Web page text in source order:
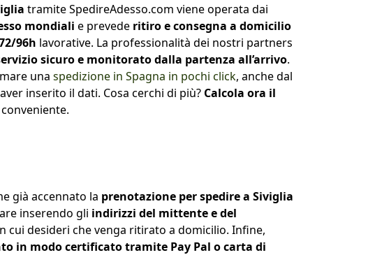
tramite SpedireAdesso.com viene operata dai
mondiali e prevede ritiro e consegna a domicilio
96h lavorative. La professionalità dei nostri partners
sicuro e monitorato dalla partenza all’arrivo.
una spedizione in Spagna in pochi click, anche dal
inserito il dati. Cosa cerchi di più? Calcola ora il
già accennato la prenotazione per spedire a Siviglia
inserendo gli indirizzi del mittente e del
cui desideri che venga ritirato a domicilio. Infine,
in modo certificato tramite Pay Pal o carta di